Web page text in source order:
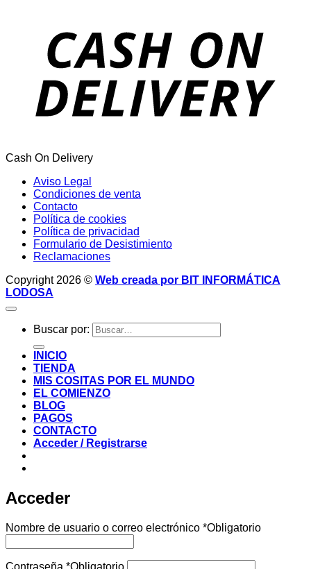
Cash On Delivery
Aviso Legal
Condiciones de venta
Contacto
Política de cookies
Política de privacidad
Formulario de Desistimiento
Reclamaciones
Copyright 2026 © Web creada por BIT INFORMÁTICA
LODOSA
Buscar por:
INICIO
TIENDA
MIS COSITAS POR EL MUNDO
EL COMIENZO
BLOG
PAGOS
CONTACTO
Acceder / Registrarse
Acceder
Nombre de usuario o correo electrónico *Obligatorio